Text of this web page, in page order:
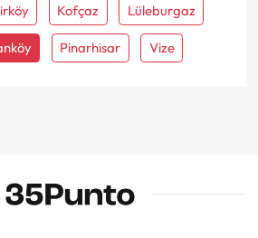
Kofçaz Lüleburgaz
Pinarhisar Vize